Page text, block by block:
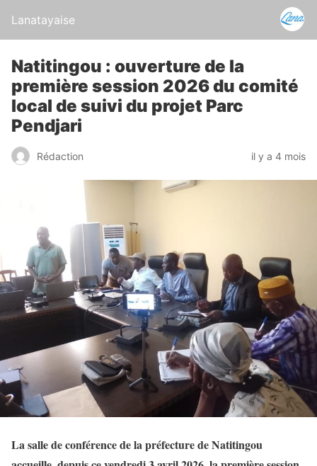
Lanatayaise
Natitingou : ouverture de la
première session 2026 du comité
local de suivi du projet Parc
Pendjari
Rédaction il y a 4 mois
La salle de conférence de la préfecture de Natitingou